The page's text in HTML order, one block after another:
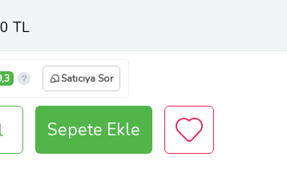
TL
Satıcıya Sor
Sepete Ekle